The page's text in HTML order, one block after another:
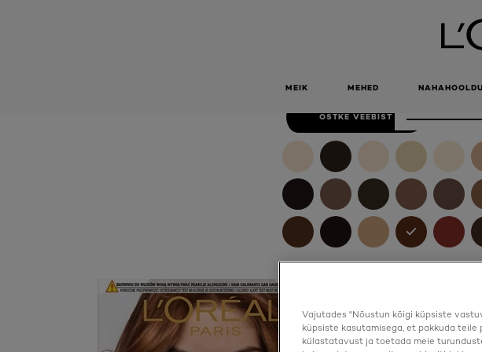
MEIK MEHED
CRÈME PÜSIVÄRV
OSTKE VEEBIST
Vajutades "Nõustun kõigi küpsiste
küpsiste kasutamisega, et pakkuda
külastatavust ja toetada meie